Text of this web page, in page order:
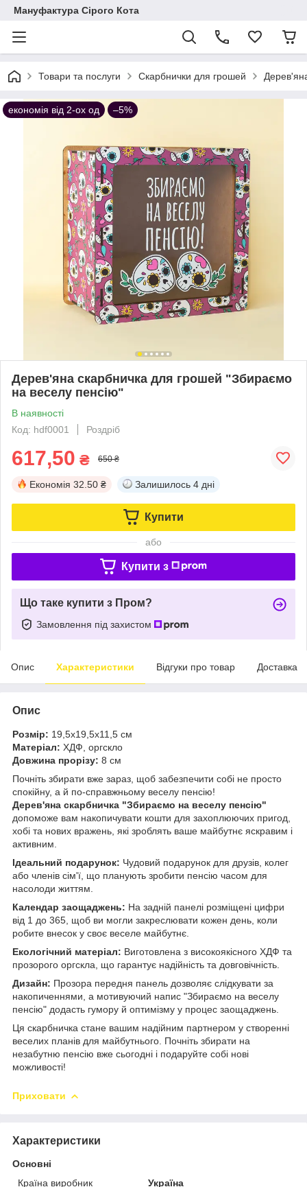
Мануфактура Сірого Кота
Товари та послуги Cкарбнички для грошей
економія від 2-ох од –5%
Дерев'яна скарбничка для грошей "Збираємо
на веселу пенсію"
В наявності
Код: hdf0001
Роздріб
617,50 ₴ 650 ₴
Економія 32.50 ₴ Залишилось 4 дні
Купити
або
Купити з
Що таке купити з Пром?
Замовлення під захистом
Опис Характеристики Відгуки про товар Доставка
Опис
Розмір: 19,5х19,5х11,5 см
Матеріал: ХДФ, оргскло
Довжина прорізу: 8 см
Почніть збирати вже зараз, щоб забезпечити собі не просто
спокійну, а й по-справжньому веселу пенсію!
Дерев'яна скарбничка "Збираємо на веселу пенсію"
допоможе вам накопичувати кошти для захоплюючих пригод,
хобі та нових вражень, які зроблять ваше майбутнє яскравим і
активним.
Ідеальний подарунок: Чудовий подарунок для друзів, колег
або членів сім'ї, що планують зробити пенсію часом для
насолоди життям.
Календар заощаджень: На задній панелі розміщені цифри
від 1 до 365, щоб ви могли закреслювати кожен день, коли
робите внесок у своє веселе майбутнє.
Екологічний матеріал: Виготовлена з високоякісного ХДФ та
прозорого оргскла, що гарантує надійність та довговічність.
Дизайн: Прозора передня панель дозволяє слідкувати за
накопиченнями, а мотивуючий напис "Збираємо на веселу
пенсію" додасть гумору й оптимізму у процес заощаджень.
Ця скарбничка стане вашим надійним партнером у створенні
веселих планів для майбутнього. Почніть збирати на
незабутню пенсію вже сьогодні і подаруйте собі нові
можливості!
Приховати
Характеристики
Основні
Країна виробник
Україна